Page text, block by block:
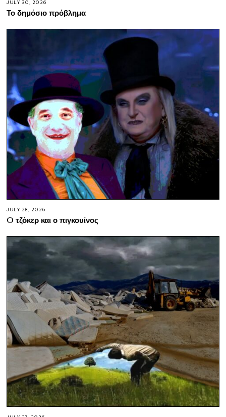
JULY 30, 2026
Το δημόσιο πρόβλημα
JULY 28, 2026
O τζόκερ και ο πιγκουίνος